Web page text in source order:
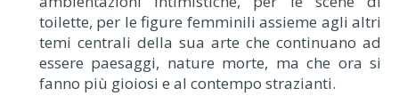
toilette, per le figure femminili assieme agli altri
temi centrali della sua arte che continuano ad
essere paesaggi, nature morte, ma che ora si
fanno più gioiosi e al contempo strazianti.